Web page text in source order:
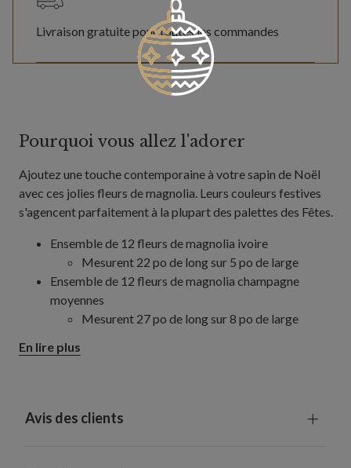
Livraison gratuite pour toutes les commandes
Pourquoi vous allez l'adorer
Ajoutez une touche contemporaine à votre sapin de Noël
avec ces jolies fleurs de magnolia. Leurs couleurs festives
s'agencent parfaitement à la plupart des palettes des Fêtes.
Ensemble de 12 fleurs de magnolia ivoire
Mesurent 22 po de long sur 5 po de large
Ensemble de 12 fleurs de magnolia champagne
moyennes
Mesurent 27 po de long sur 8 po de large
bourgogne
Fabriquées en polyester et en fil métallique
En lire plus
Avis des clients